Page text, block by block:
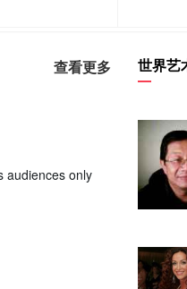
查看更多
audiences only
世界艺